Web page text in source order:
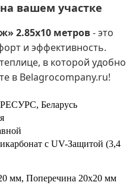
вашем участке
2.85х10 метров- это
и эффективность.
в которой удобно
в Belagrocompany.ru!
Беларусь
с UV-Защитой (3,4
мм, Поперечина 20х20 мм